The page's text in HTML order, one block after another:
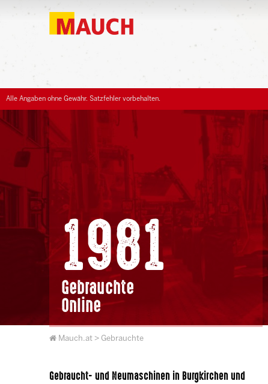
Alle Angaben ohne Gewähr. Satzfehler vorbehalten.
1981
Gebrauchte
Online
Mauch.at > Gebrauchte
Gebraucht- und Neumaschinen in Burgkirchen und